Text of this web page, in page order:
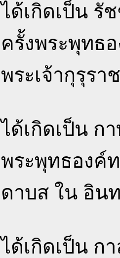
ได้เกิดเป็น รั
ครั้งพระพุทธ
พระเจ้ากุรุร
ได้เกิดเป็น ก
พระพุทธองค์
ดาบส ใน อิน
ได้เกิดเป็น ก